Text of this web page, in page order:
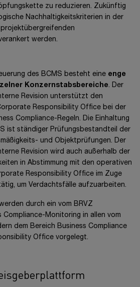
zu reduzieren. Zukünftig
Nachhaltigkeitskriterien in der
werden.
des BCMS besteht eine enge
Konzernstabsbereiche. Der
Revision unterstützt den
Responsibility Office bei der
Compliance-Regeln. Die Einhaltung
ist ständiger Prüfungsbestandteil der
und Objektprüfungen. Der
Revision wird auch außerhalb der
in Abstimmung mit den operativen
Responsibility Office im Zuge
um Verdachtsfälle aufzuarbeiten.
durch ein vom BRVZ
Compliance-Monitoring in allen vom
dem Bereich Business Compliance
Office vorgelegt.